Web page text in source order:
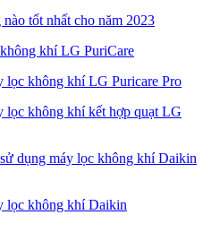
tốt nhất cho năm 2023
khí LG PuriCare
lọc không khí LG Puricare Pro
lọc không khí kết hợp quạt LG
dụng máy lọc không khí Daikin
lọc không khí Daikin